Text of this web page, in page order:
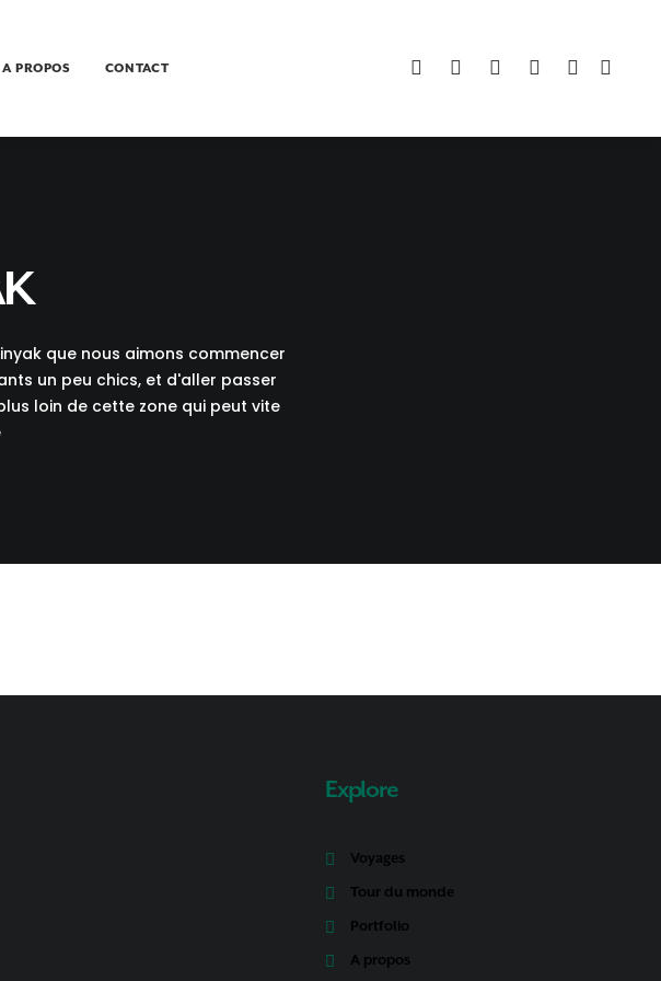
A PROPOS CONTACT
que nous aimons commencer
un peu chics, et d'aller passer
loin de cette zone qui peut vite
Explore
Voyages
Tour du monde
Portfolio
A propos